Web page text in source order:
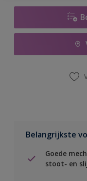
Belangrijkste
Goede
stoot- en